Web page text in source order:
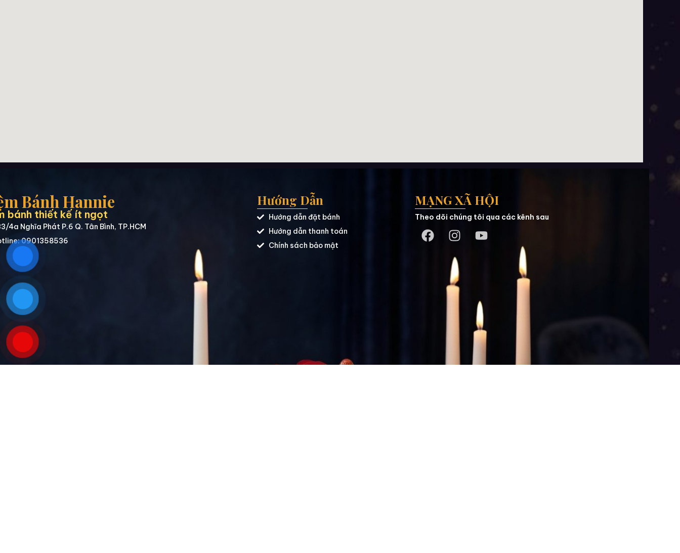
Bánh Hannie
bánh thiết kế ít ngọt
4a Nghĩa Phát P.6 Q. Tân Bình, TP.HCM
0901358536
Hướng Dẫn
Hướng dẫn đặt bánh
Hướng dẫn thanh toán
Chính sách bảo mật
MẠNG XÃ HỘI
Theo dõi chúng tôi qua các kênh sau